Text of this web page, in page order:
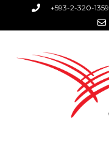
+593-2-320-1359